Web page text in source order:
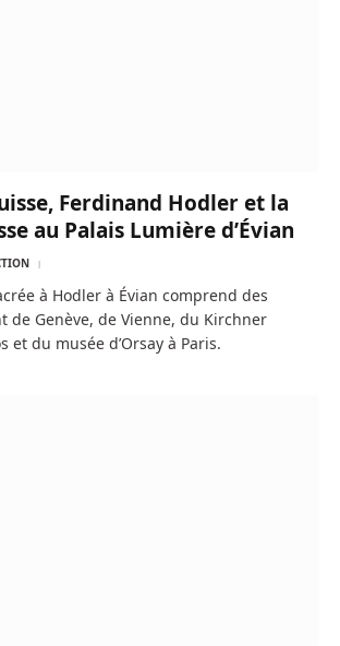
Ferdinand Hodler et la
au Palais Lumière d’Évian
à Hodler à Évian comprend des
de Genève, de Vienne, du Kirchner
et du musée d’Orsay à Paris.